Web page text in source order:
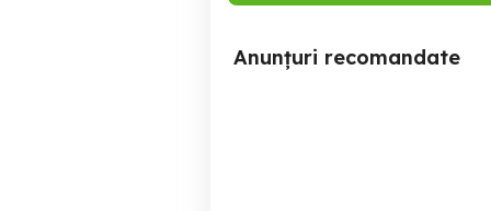
Anunțuri recomandate